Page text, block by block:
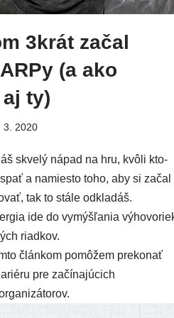
3krát začal
(a ako
ty)
3. 2020
skve­lý nápad na hru, kvô­li kto­
a namies­to toho, aby si začal
tak to stá­le odkla­dáš.
ide do vymýš­ľa­nia
riadkov.
člán­kom pomô­žem pre­ko­nať
pre začí­na­jú­cich